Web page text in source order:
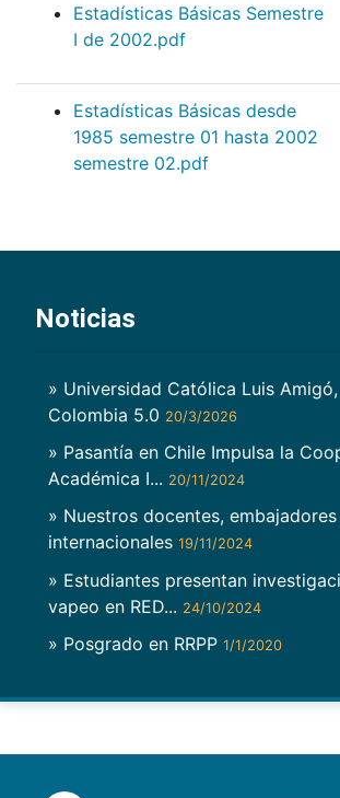
Estadísticas Básicas Semestre
I de 2002.pdf
Estadísticas Básicas desde
1985 semestre 01 hasta 2002
semestre 02.pdf
Noticias
» Universidad Católica Luis
Colombia 5.0 20/3/2026
» Pasantía en Chile Impulsa la
Académica I... 20/11/2024
» Nuestros docentes, embajadores
internacionales 19/11/2024
» Estudiantes presentan
vapeo en RED... 24/10/2024
» Posgrado en RRPP 1/1/2020